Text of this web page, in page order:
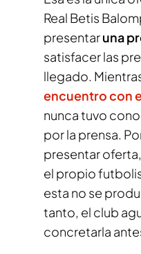
Real Betis
presentaruna
satisfacer las
llegado.
encuentro con
nunca tuvo
por la prensa.
presentar
el propio
esta no se
tanto, el club
concretarla